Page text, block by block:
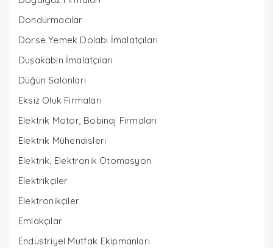
Dondurmacılar
Dorse Yemek Dolabı İmalatçıları
Duşakabin İmalatçıları
Düğün Salonları
Eksiz Oluk Firmaları
Elektrik Motor, Bobinaj Firmaları
Elektrik Mühendisleri
Elektrik, Elektronik Otomasyon
Elektrikçiler
Elektronikçiler
Emlakçılar
Endüstriyel Mutfak Ekipmanları